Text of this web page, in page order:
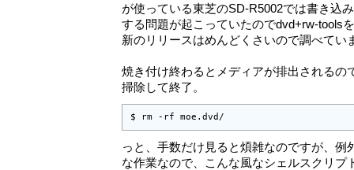
が使っている東芝のSD-R5002では書き込
する問題が起こっていたのでdvd+rw-tools
新のリリースはめんどくさいので調べてい
焼き付け終わるとメディアが排出されるの
掃除して終了。
$ rm -rf moe.dvd/
っと、手数だけ見ると煩雑なのですが、例
な作業なので、こんな風なシェルスクリプ